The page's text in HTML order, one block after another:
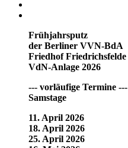
Frühjahrsputz
der Berliner VVN-BdA
Friedhof Friedrichsfelde
VdN-Anlage 2026
--- vorläufige Termine ---
Samstage
11. April 2026
18. April 2026
25. April 2026